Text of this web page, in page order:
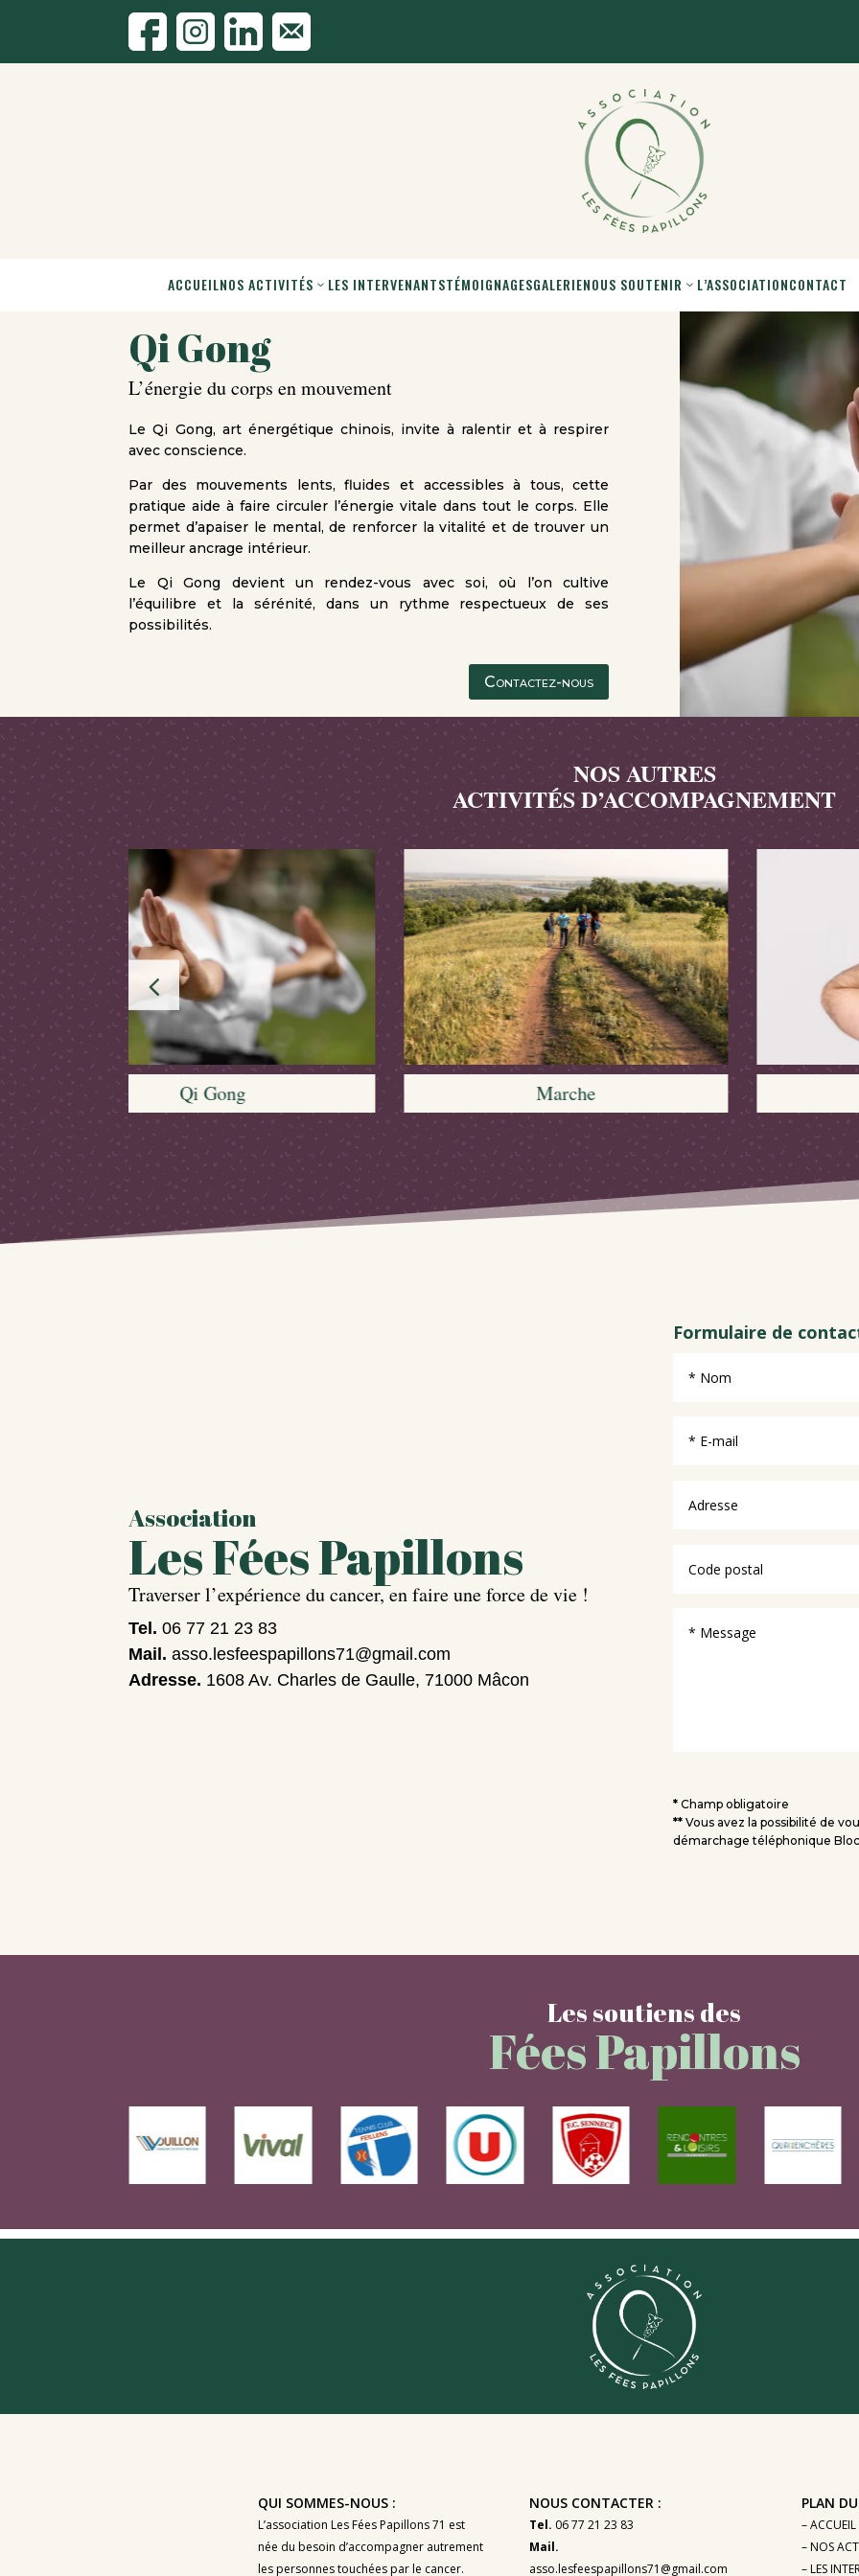
ACCUEILNOS ACTIVITÉS LES INTERVENANTSTÉMOIGNAGESGALERIENOUS SOUTENIR L’ASSOCIATIONCONTACT
Qi Gong
L’énergie du corps en mouvement
Le Qi Gong, art énergétique chinois, invite à ralentir et à respirer
avec conscience.
Par des mouvements lents, fluides et accessibles à tous, cette
pratique aide à faire circuler l’énergie vitale dans tout le corps. Elle
permet d’apaiser le mental, de renforcer la vitalité et de trouver un
meilleur ancrage intérieur.
Le Qi Gong devient un rendez-vous avec soi, où l’on cultive
l’équilibre et la sérénité, dans un rythme respectueux de ses
possibilités.
Contactez-nous
NOS AUTRES
ACTIVITÉS D’ACCOMPAGNEMENT
Auto-massage
Association
Les Fées Papillons
Traverser l’expérience du cancer, en faire une force de vie !
Tel. 06 77 21 23 83
Mail. asso.lesfeespapillons71@gmail.com
Adresse. 1608 Av. Charles de Gaulle, 71000 Mâcon
Formulaire de
*Champ obligatoire
**Vous avez la possibilité de
démarchage téléphonique
Les soutiens des
Fées Papillons
QUI SOMMES-NOUS :
L’association Les Fées Papillons 71 est
née du besoin d’accompagner autrement
les personnes touchées par le cancer.
NOUS CONTACTER :
Tel. 06 77 21 23 83
Mail.
asso.lesfeespapillons71@gmail.com
PLAN
– ACCUEIL
– NOS
– LES